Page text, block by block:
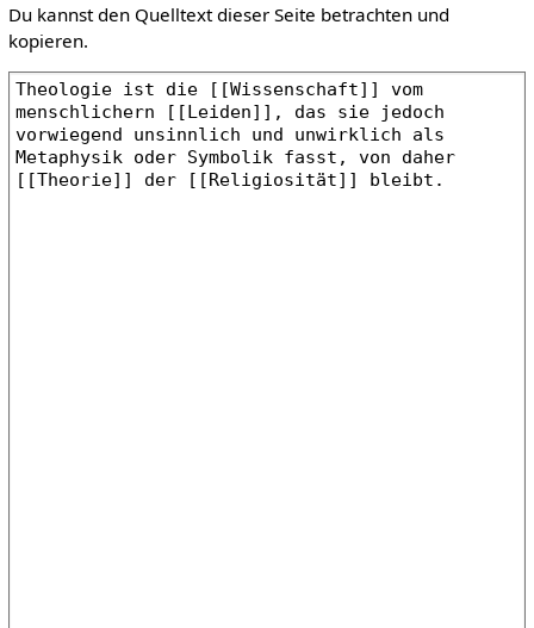
Du kannst den Quelltext dieser Seite betrachten und
kopieren.